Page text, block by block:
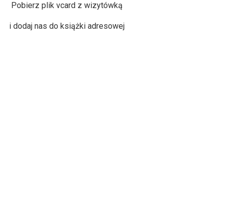
Pobierzplik vcard z wizytówką
i dodaj nas do książki adresowej